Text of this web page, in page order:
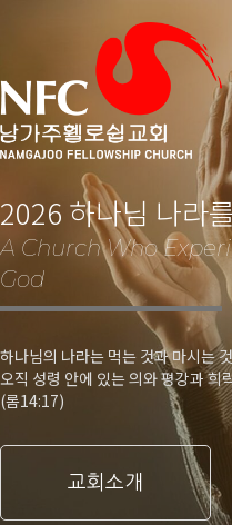
2026 하나님 나라
A Church Who
God
하나님의 나라는 먹는 것과 마시는
오직 성령 안에 있는 의와 평강과 희
(롬14:17)
교회소개